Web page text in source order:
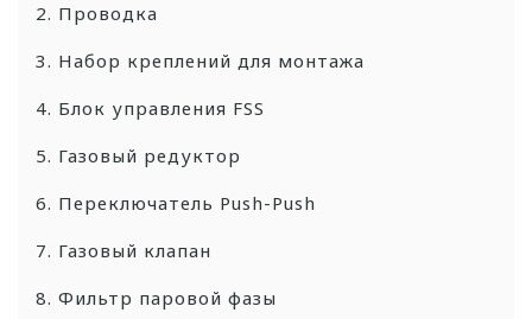
2. Проводка
3. Набор креплений для монтажа
4. Блок управления FSS
5. Газовый редуктор
6. Переключатель Push-Push
7. Газовый клапан
8. Фильтр паровой фазы